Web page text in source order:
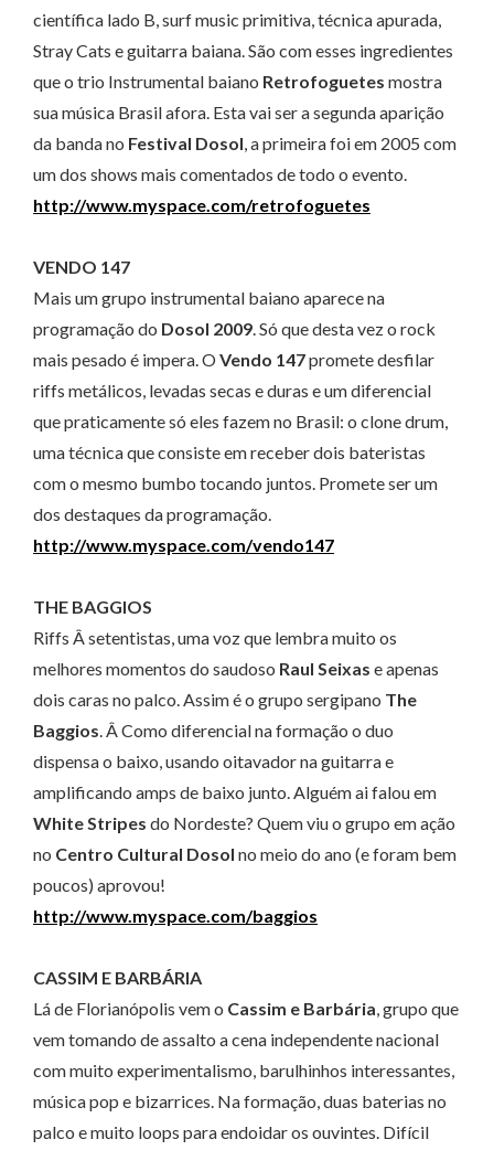
científica lado B, surf music primitiva, técnica apurada,
Stray Cats e guitarra baiana. São com esses ingredientes
que o trio Instrumental baiano Retrofoguetes mostra
sua música Brasil afora. Esta vai ser a segunda aparição
da banda no Festival Dosol, a primeira foi em 2005 com
um dos shows mais comentados de todo o evento.
http://www.myspace.com/retrofoguetes
VENDO 147
Mais um grupo instrumental baiano aparece na
programação do Dosol 2009. Só que desta vez o rock
mais pesado é impera. OVendo 147promete desfilar
riffs metálicos, levadas secas e duras e um diferencial
que praticamente só eles fazem no Brasil: o clone drum,
uma técnica que consiste em receber dois bateristas
com o mesmo bumbo tocando juntos. Promete ser um
dos destaques da programação.
http://www.myspace.com/vendo147
THE BAGGIOS
Riffs Â setentistas, uma voz que lembra muito os
melhores momentos do saudoso Raul Seixas e apenas
dois caras no palco. Assim é o grupo sergipano The
Baggios. Â Como diferencial na formação o duo
dispensa o baixo, usando oitavador na guitarra e
amplificando amps de baixo junto. Alguém ai falou em
White Stripes do Nordeste? Quem viu o grupo em ação
no Centro Cultural Dosol no meio do ano (e foram bem
poucos) aprovou!
http://www.myspace.com/baggios
CASSIM E BARBÁRIA
Lá de Florianópolis vem o Cassim e Barbária, grupo que
vem tomando de assalto a cena independente nacional
com muito experimentalismo, barulhinhos interessantes,
música pop e bizarrices. Na formação, duas baterias no
palco e muito loops para endoidar os ouvintes. Difícil